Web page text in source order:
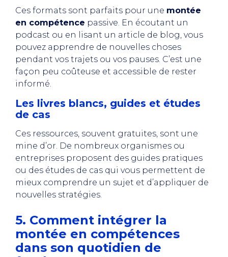
Ces formats sont parfaits pour une montée
en compétence passive. En écoutant un
podcast ou en lisant un article de blog, vous
pouvez apprendre de nouvelles choses
pendant vos trajets ou vos pauses. C’est une
façon peu coûteuse et accessible de rester
informé.
Les livres blancs, guides et études
de cas
Ces ressources, souvent gratuites, sont une
mine d’or. De nombreux organismes ou
entreprises proposent des guides pratiques
ou des études de cas qui vous permettent de
mieux comprendre un sujet et d’appliquer de
nouvelles stratégies.
5. Comment intégrer la
montée en compétences
dans son quotidien de